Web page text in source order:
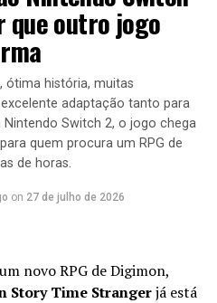
hordas de inimigos
outras acontecem em
de desafios, incluindo
que precisam ser
de tempo para que a
que outro jogo
ótima história, muitas
adaptação tanto para
Switch 2, o jogo chega
quem procura um RPG de
de horas.
on 27 de julho de 2026
novo RPG de Digimon,
Story Time Strangerjá está